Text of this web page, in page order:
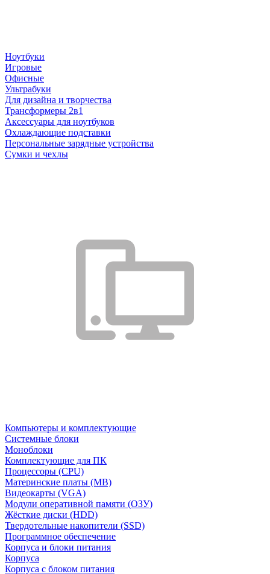
Ноутбуки
Игровые
Офисные
Ультрабуки
Для дизайна и творчества
Трансформеры 2в1
Аксессуары для ноутбуков
Охлаждающие подставки
Персональные зарядные устройства
Сумки и чехлы
Компьютеры и комплектующие
Системные блоки
Моноблоки
Комплектующие для ПК
Процессоры (CPU)
Материнские платы (MB)
Видеокарты (VGA)
Модули оперативной памяти (ОЗУ)
Жёсткие диски (HDD)
Твердотельные накопители (SSD)
Программное обеспечение
Корпуса и блоки питания
Корпуса
Корпуса с блоком питания